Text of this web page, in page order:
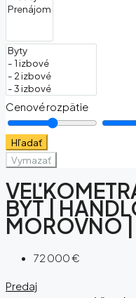
Cenové rozpätie
Hľadať
Vymazať
BYT |
MOROVNO |
72 000 €
Predaj